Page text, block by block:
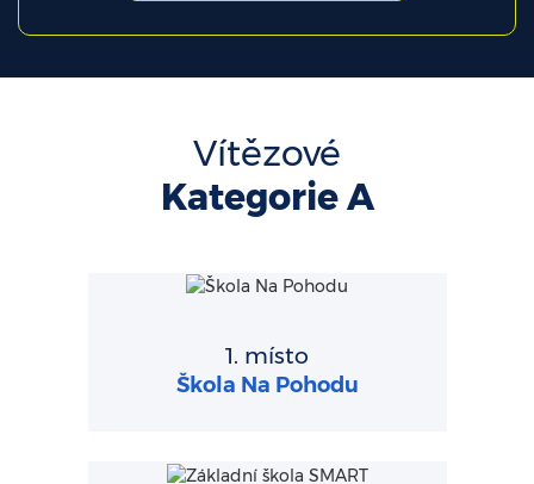
Vítězové
Kategorie A
1. místo
Škola Na Pohodu